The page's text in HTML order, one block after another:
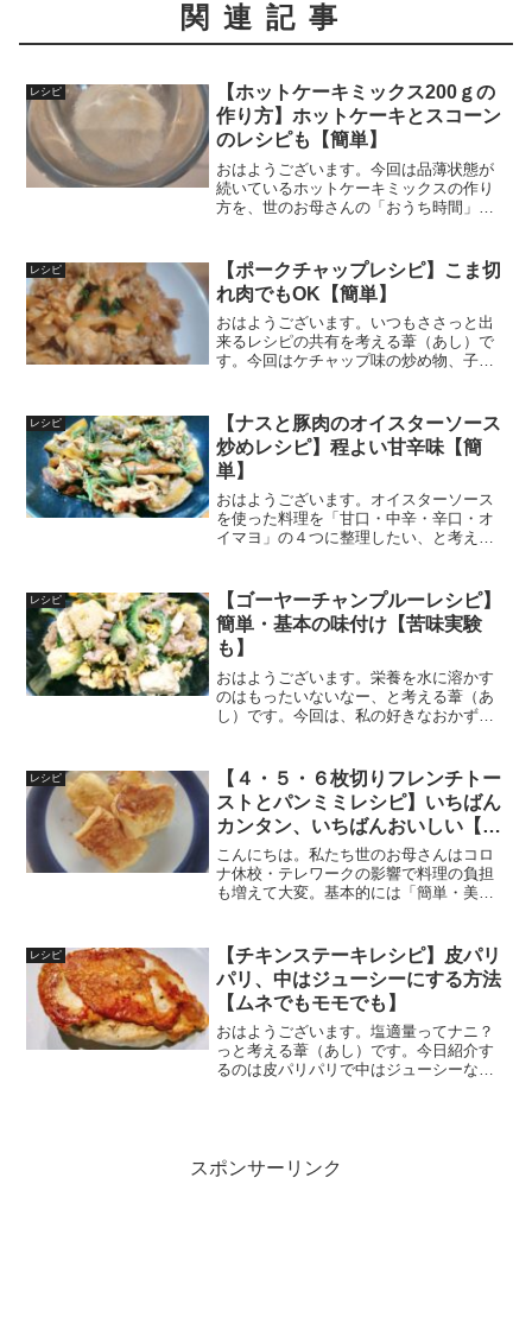
関連記事
レシピ
【ホットケーキミックス200ｇの
作り方】ホットケーキとスコーン
のレシピも【簡単】
おはようございます。今回は品薄状態が
続いているホットケーキミックスの作り
方を、世のお母さんの「おうち時間」を
（できあがり200ｇ）と作り方薄力粉（強
力粉でも米粉でも配合...
レシピ
【ポークチャップレシピ】こま切
れ肉でもOK【簡単】
おはようございます。いつもささっと出
来るレシピの共有を考える葦（あし）で
す。今回はケチャップ味の炒め物、子供
たは砂糖1/2：しょうゆ1/2材料（４人
分）玉ねぎ・・・・・...
レシピ
【ナスと豚肉のオイスターソース
炒めレシピ】程よい甘辛味【簡
単】
おはようございます。オイスターソース
を使った料理を「甘口・中辛・辛口・オ
イマヨ」の４つに整理したい、と考える
め」です。家にナスが大量にあり、やっ
と使いきれました＾＾；オイ...
レシピ
【ゴーヤーチャンプルーレシピ】
簡単・基本の味付け【苦味実験
も】
おはようございます。栄養を水に溶かす
のはもったいないなー、と考える葦（あ
し）です。今回は、私の好きなおかず
な分量です。ゴーヤ1/2本（100ｇ）：塩
１ｇ：豚肉100...
レシピ
【４・５・６枚切りフレンチトー
ストとパンミミレシピ】いちばん
カンタン、いちばんおいしい【実
験あり】
こんにちは。私たち世のお母さんはコロ
ナ休校・テレワークの影響で料理の負担
も増えて大変。基本的には「簡単・美味
がいくつか実験した中からいちばんカン
タンで美味しかったフレン...
レシピ
【チキンステーキレシピ】皮パリ
パリ、中はジューシーにする方法
【ムネでもモモでも】
おはようございます。塩適量ってナニ？
っと考える葦（あし）です。今日紹介す
るのは皮パリパリで中はジューシーなチ
スポンサーリンク